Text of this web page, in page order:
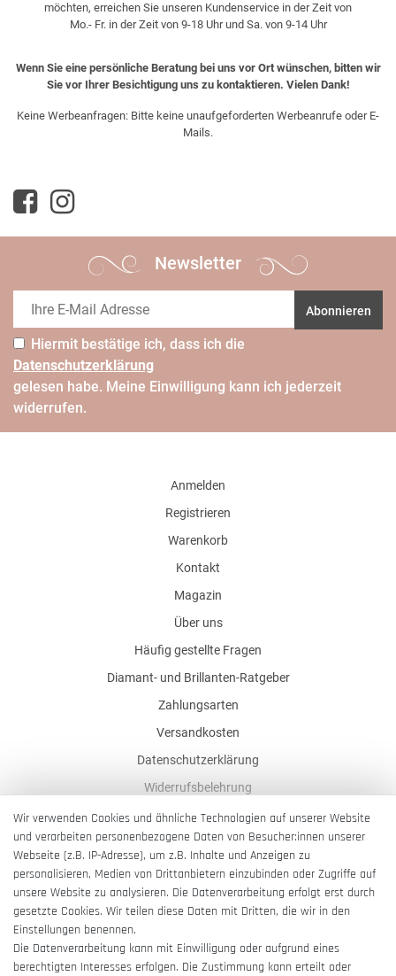
möchten, erreichen Sie unseren Kundenservice in der Zeit von
Mo.- Fr. in der Zeit von 9-18 Uhr und Sa. von 9-14 Uhr
Wenn Sie eine persönliche Beratung bei uns vor Ort wünschen, bitten wir
Sie vor Ihrer Besichtigung uns zu kontaktieren. Vielen Dank!
Keine Werbeanfragen: Bitte keine unaufgeforderten Werbeanrufe oder E-
Mails.
Newsletter
Abonnieren
Hiermit bestätige ich, dass ich die
Daten­schutz­erklärung
gelesen habe. Meine Einwilligung kann ich jederzeit
widerrufen.
Anmelden
Registrieren
Warenkorb
Kontakt
Magazin
Über uns
Häufig gestellte Fragen
Diamant- und Brillanten-Ratgeber
Zahlungsarten
Versandkosten
Datenschutzerklärung
Widerrufsbelehrung
AGB
Impressum
Barrierefreiheitserklärung
Vertrag widerrufen
Wir verwenden Cookies und ähnliche Technologien auf unserer Website
und verarbeiten personenbezogene Daten von Besucher:innen unserer
Webseite (z.B. IP-Adresse), um z.B. Inhalte und Anzeigen zu
personalisieren, Medien von Drittanbietern einzubinden oder Zugriffe auf
unsere Website zu analysieren. Die Datenverarbeitung erfolgt erst durch
gesetzte Cookies. Wir teilen diese Daten mit Dritten, die wir in den
Einstellungen benennen.
Die Datenverarbeitung kann mit Einwilligung oder aufgrund eines
berechtigten Interesses erfolgen. Die Zustimmung kann erteilt oder